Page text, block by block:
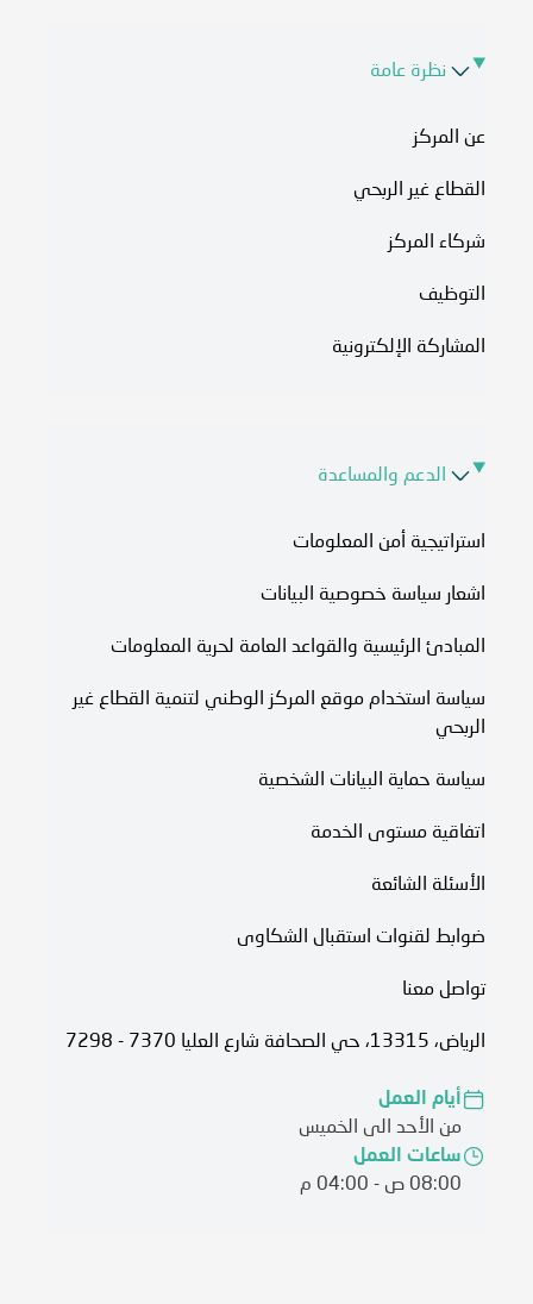
نظرة عامة
عن المركز
القطاع غير الربحي
شركاء المركز
التوظيف
المشاركة الإلكترونية
الدعم والمساعدة
استراتيجية أمن المعلومات
اشعار سياسة خصوصية البيانات
المبادئ الرئيسية والقواعد العامة لحرية المعلومات
سياسة استخدام موقع المركز الوطني لتنمية القطاع غير
الربحي
سياسة حماية البيانات الشخصية
اتفاقية مستوى الخدمة​
الأسئلة الشائعة
ضوابط لقنوات استقبال الشكاوى
تواصل معنا
الرياض، 13315، حي الصحافة شارع العليا 7370 - 7298
أيام العمل
من الأحد الى الخميس
ساعات العمل
08:00 ص - 04:00 م